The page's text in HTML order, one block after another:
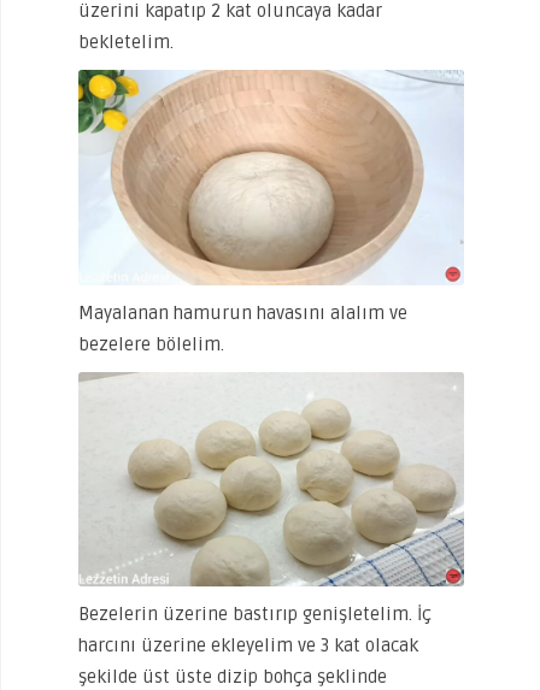
üzerini kapatıp 2 kat oluncaya kadar
bekletelim.
Mayalanan hamurun havasını alalım ve
bezelere bölelim.
Bezelerin üzerine bastırıp genişletelim. İç
harcını üzerine ekleyelim ve 3 kat olacak
şekilde üst üste dizip bohça şeklinde